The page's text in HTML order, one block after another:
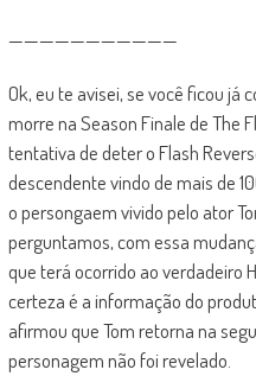
———————————
Ok, eu te avisei, se você ficou já
morre na Season Finale de The
tentativa de deter o Flash
descendente vindo de mais de
o persongaem vivido pelo ator
perguntamos, com essa
que terá ocorrido ao verdadeiro
certeza é a informação do
afirmou que Tom retorna na
personagem não foi revelado.